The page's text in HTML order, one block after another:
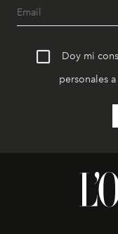
Doy mi
personales